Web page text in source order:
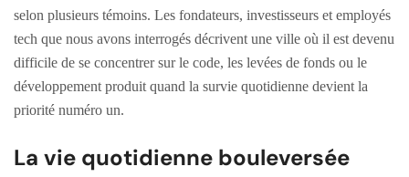
selon plusieurs témoins. Les fondateurs, investisseurs et employés
tech que nous avons interrogés décrivent une ville où il est devenu
difficile de se concentrer sur le code, les levées de fonds ou le
développement produit quand la survie quotidienne devient la
priorité numéro un.
La vie quotidienne bouleversée